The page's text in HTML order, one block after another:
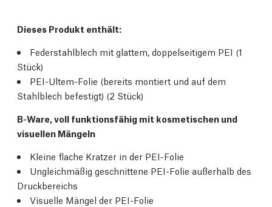
Dieses Produkt enthält:
Federstahlblech mit glattem, doppelseitigem PEI (1
Stück)
PEI-Ultem-Folie (bereits montiert und auf dem
Stahlblech befestigt) (2 Stück)
B-Ware, voll funktionsfähig mit kosmetischen und
visuellen Mängeln
Kleine flache Kratzer in der PEI-Folie
Ungleichmäßig geschnittene PEI-Folie außerhalb des
Druckbereichs
Visuelle Mängel der PEI-Folie